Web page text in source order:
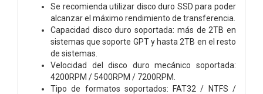
Se recomienda utilizar disco duro SSD para poder
alcanzar el máximo rendimiento de transferencia.
Capacidad disco duro soportada: más de 2TB en
sistemas que soporte GPT y hasta 2TB en el resto
de sistemas.
Velocidad del disco duro mecánico soportada:
4200RPM / 5400RPM / 7200RPM.
Tipo de formatos soportados: FAT32 / NTFS /